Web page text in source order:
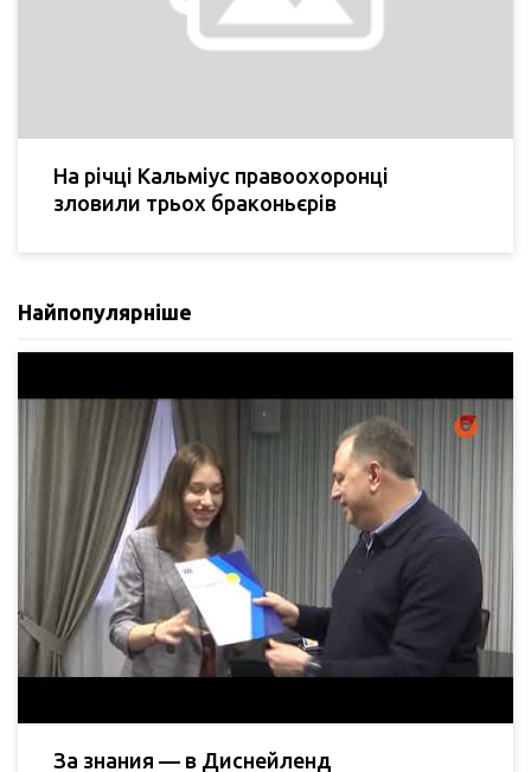
На річці Кальміус правоохоронці
зловили трьох браконьєрів
Найпопулярніше
За знания — в Диснейленд